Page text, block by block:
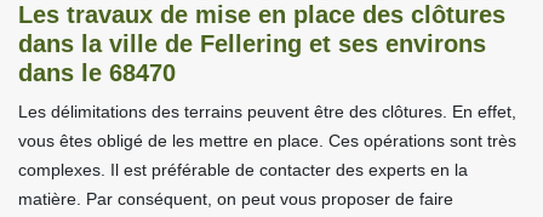
Les travaux de mise en place des clôtures
dans la ville de Fellering et ses environs
dans le 68470
Les délimitations des terrains peuvent être des clôtures. En effet,
vous êtes obligé de les mettre en place. Ces opérations sont très
complexes. Il est préférable de contacter des experts en la
matière. Par conséquent, on peut vous proposer de faire